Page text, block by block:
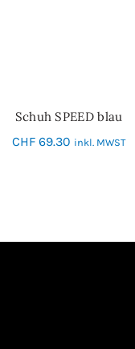
SCHNELL-EINKAUF
Schuh SPEED blau
CHF 69.30 inkl. MWST